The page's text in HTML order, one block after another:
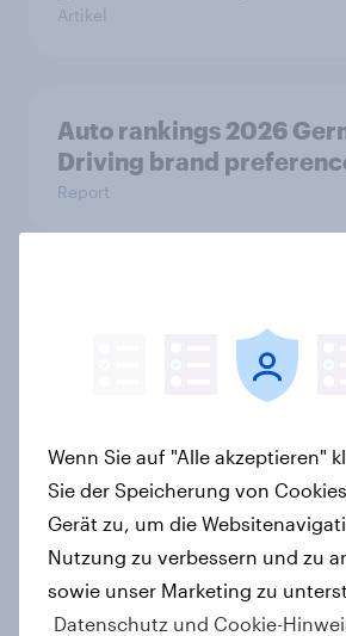
Artikel
Auto rankings 2026
Driving brand
Report
2026 für Marken jetzt
entscheidend ist
Mobilfunk-Anbieter
überzeugt erstmalig mit
Kundenzufriedenheit
Wenn Sie auf "Alle akzeptieren"
Sie der Speicherung von
Gerät zu, um die
Nutzung zu verbessern und zu
sowie unser Marketing zu
Datenschutz und Cookie-